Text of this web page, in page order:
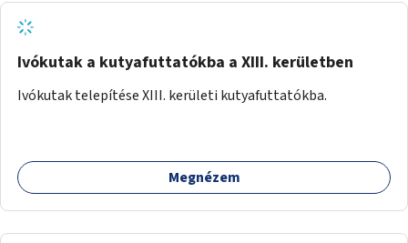
Ivókutak a kutyafuttatókba a XIII. kerületben
Ivókutak telepítése XIII. kerületi kutyafuttatókba.
Megnézem